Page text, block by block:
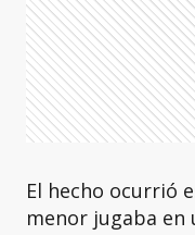
El hecho ocurrió
menor jugaba en